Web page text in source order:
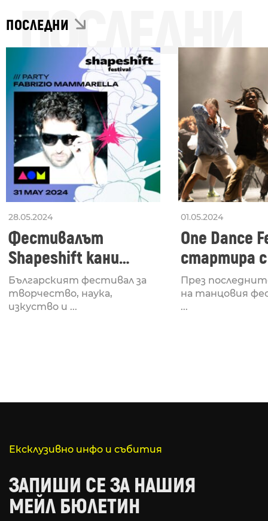
ПОСЛЕДНИ
ПОСЛЕДНИ
28.05.2024
Фестивалът
Shapeshift кани
Fabrizio Mammarella
за откриването си
Българският фестивал за
творчество, наука,
изкуство и ...
01.05.2024
One Dance
стартира
Lucid,
рейв
През
на танцовия
...
Ексклузивно инфо и събития
ЗАПИШИ СЕ ЗА НАШИЯ
МЕЙЛ БЮЛЕТИН